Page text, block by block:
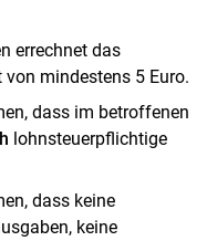
errechnet das
mindestens 5 Euro.
dass im betroffenen
lohnsteuerpflichtige
dass keine
keine